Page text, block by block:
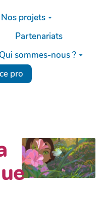
Nos projets
Partenariats
Qui sommes-nous ?
pro